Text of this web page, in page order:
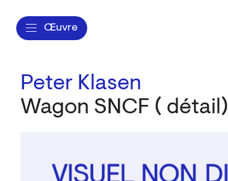
Œuvre
Peter Klasen
Wagon SNCF ( détail)